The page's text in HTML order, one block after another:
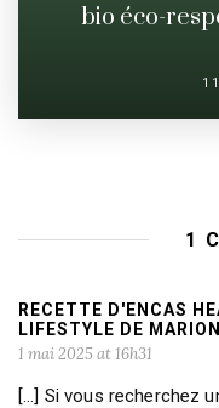
bio éco-
1
RECETTE D'ENCAS
LIFESTYLE DE MARION
1 mai 2025 at 16h31
[…] Si vous recherchez